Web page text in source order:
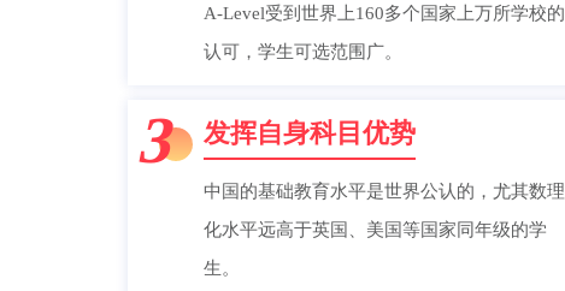
A-Level受到世界上160多个国家上万所学校的
认可，学生可选范围广。
3 发挥自身科目优势
中国的基础教育水平是世界公认的，尤其数理
化水平远高于英国、美国等国家同年级的学
生。